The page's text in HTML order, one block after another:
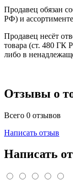
Продавец обязан
РФ) и
Продавец несёт
товара (ст. 480 ГК
либо в
Отзывы о
Всего 0 отзывов
Написать отзыв
Написать